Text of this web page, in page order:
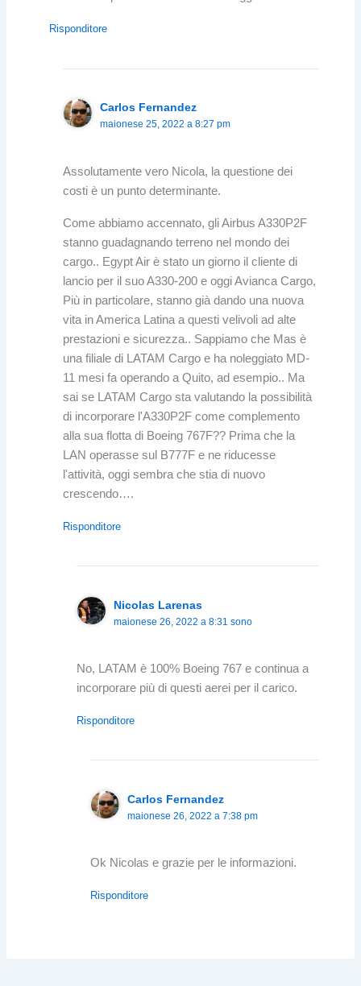
Risponditore
Carlos Fernandez
maionese 25, 2022 a 8:27 pm
Assolutamente vero Nicola, la questione dei
costi è un punto determinante.
Come abbiamo accennato, gli Airbus A330P2F
stanno guadagnando terreno nel mondo dei
cargo.. Egypt Air è stato un giorno il cliente di
lancio per il suo A330-200 e oggi Avianca Cargo,
Più in particolare, stanno già dando una nuova
vita in America Latina a questi velivoli ad alte
prestazioni e sicurezza.. Sappiamo che Mas è
una filiale di LATAM Cargo e ha noleggiato MD-
11 mesi fa operando a Quito, ad esempio.. Ma
sai se LATAM Cargo sta valutando la possibilità
di incorporare l'A330P2F come complemento
alla sua flotta di Boeing 767F?? Prima che la
LAN operasse sul B777F e ne riducesse
l'attività, oggi sembra che stia di nuovo
crescendo….
Risponditore
Nicolas Larenas
maionese 26, 2022 a 8:31 sono
No, LATAM è 100% Boeing 767 e continua a
incorporare più di questi aerei per il carico.
Risponditore
Carlos Fernandez
maionese 26, 2022 a 7:38 pm
Ok Nicolas e grazie per le informazioni.
Risponditore